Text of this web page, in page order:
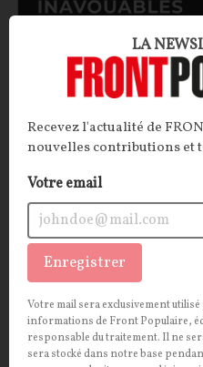
Jünger
Un chef d’État français
avec un écrivain
officier de la Wehrmacht
durant l’Occupation ? Il
Troublante fascination que
LA
Recevez l'actualité de
nouvelles contributions et
Votre email
Enregistrer
Votre mail sera exclusivement
informations de Front Populaire,
responsable du traitement. Il ne
sera stocké dans notre base